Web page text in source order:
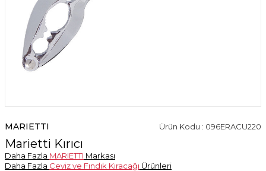
MARIETTI Ürün Kodu : 096ERACU220
Marietti Kırıcı
Daha Fazla MARIETTI Markası
Daha Fazla Ceviz ve Fındık Kıracağı Ürünleri